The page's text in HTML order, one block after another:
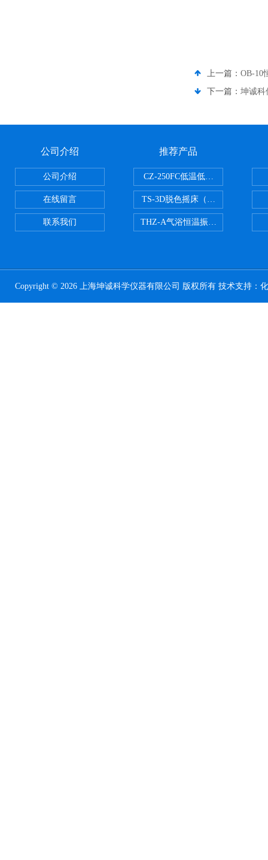
上一篇： OB-10
下一篇： 坤诚科
公司介绍
公司介绍
在线留言
联系我们
推荐产品
CZ-250FC低温低湿种子储藏柜
TS-3D脱色摇床（三维运动）
THZ-A气浴恒温振荡器
Copyright © 2026 上海坤诚科学仪器有限公司 版权所有 技术支持：